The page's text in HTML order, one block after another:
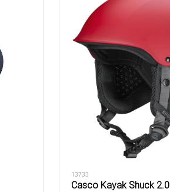
13733
Casco Kayak Shuck 2.0